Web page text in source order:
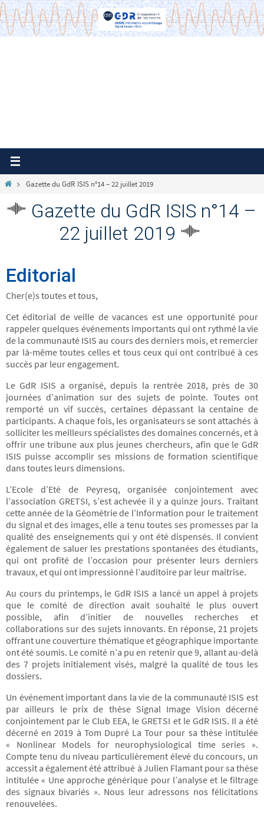
Passer
vers
le
HomeGazette du GdR ISIS n°14 – 22 juillet 2019
Gazette du GdR ISIS n°14 –
22 juillet 2019
Editorial
Cher(e)s toutes et tous,
Cet éditorial de veille de vacances est une opportunité pour
rappeler quelques événements importants qui ont rythmé la vie
de la communauté ISIS au cours des derniers mois, et remercier
par là-même toutes celles et tous ceux qui ont contribué à ces
succès par leur engagement.
Le GdR ISIS a organisé, depuis la rentrée 2018, près de 30
journées d’animation sur des sujets de pointe. Toutes ont
remporté un vif succès, certaines dépassant la centaine de
participants. A chaque fois, les organisateurs se sont attachés à
solliciter les meilleurs spécialistes des domaines concernés, et à
offrir une tribune aux plus jeunes chercheurs, afin que le GdR
ISIS puisse accomplir ses missions de formation scientifique
dans toutes leurs dimensions.
L’Ecole d’Eté de Peyresq, organisée conjointement avec
l’association GRETSI, s’est achevée il y a quinze jours. Traitant
cette année de la Géométrie de l’Information pour le traitement
du signal et des images, elle a tenu toutes ses promesses par la
qualité des enseignements qui y ont été dispensés. Il convient
également de saluer les prestations spontanées des étudiants,
qui ont profité de l’occasion pour présenter leurs derniers
travaux, et qui ont impressionné l’auditoire par leur maitrise.
Au cours du printemps, le GdR ISIS a lancé un appel à projets
que le comité de direction avait souhaité le plus ouvert
possible, afin d’initier de nouvelles recherches et
collaborations sur des sujets innovants. En réponse, 21 projets
offrant une couverture thématique et géographique importante
ont été soumis. Le comité n’a pu en retenir que 9, allant au-delà
des 7 projets initialement visés, malgré la qualité de tous les
dossiers.
Un événement important dans la vie de la communauté ISIS est
par ailleurs le prix de thèse Signal Image Vision décerné
conjointement par le Club EEA, le GRETSI et le GdR ISIS. Il a été
décerné en 2019 à Tom Dupré La Tour pour sa thèse intitulée
« Nonlinear Models for neurophysiological time series ».
Compte tenu du niveau particulièrement élevé du concours, un
accessit a également été attribué à Julien Flamant pour sa thèse
intitulée « Une approche générique pour l’analyse et le filtrage
des signaux bivariés ». Nous leur adressons nos félicitations
renouvelées.